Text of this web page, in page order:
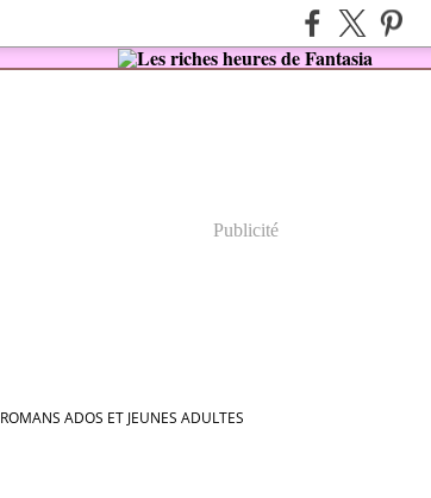
Publicité
ROMANS ADOS ET JEUNES ADULTES